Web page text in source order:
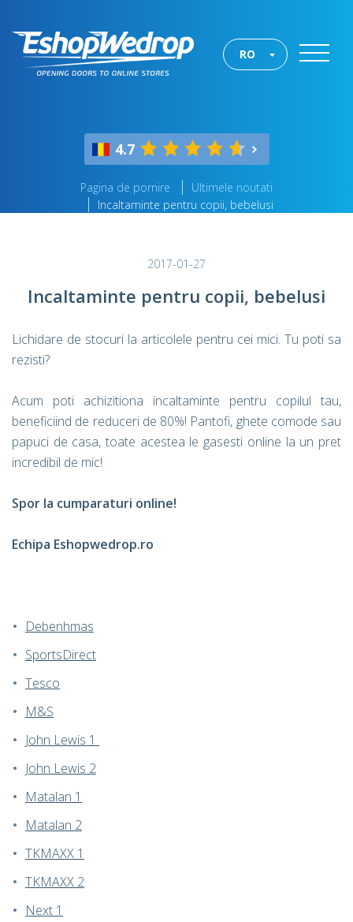
RO
4.7
Pagina de pornire
Ultimele noutati
Incaltaminte pentru copii, bebelusi
2017-01-27
Incaltaminte pentru copii, bebelusi
Lichidare de stocuri la articolele pentru cei mici. Tu poti sa
rezisti?
Acum poti achizitiona incaltaminte pentru copilul tau,
beneficiind de reduceri de 80%! Pantofi, ghete comode sau
papuci de casa, toate acestea le gasesti online la un pret
incredibil de mic!
Spor la cumparaturi online!
Echipa Eshopwedrop.ro
Debenhmas
SportsDirect
Tesco
M&S
John Lewis 1
John Lewis 2
Matalan 1
Matalan 2
TKMAXX 1
TKMAXX 2
Next 1